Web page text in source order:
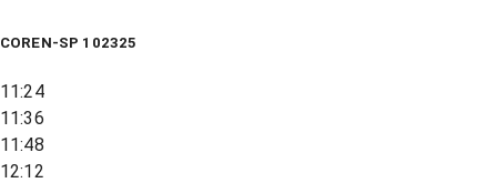
COREN-SP 102325
11:24
11:36
11:48
12:12